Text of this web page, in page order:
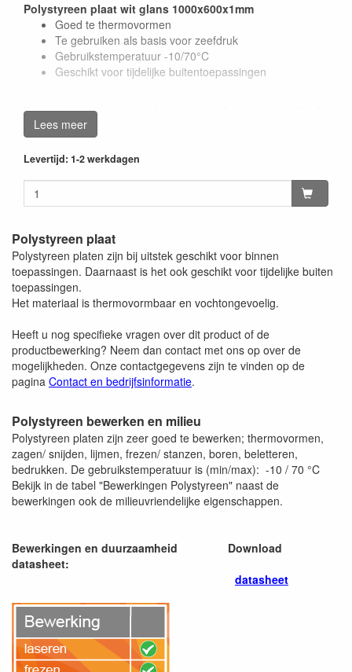
Polystyreen plaat wit glans 1000x600x1mm
Goed te thermovormen
Te gebruiken als basis voor zeefdruk
Gebruikstemperatuur -10/70°C
Geschikt voor tijdelijke buitentoepassingen
Deze polystyreen kunststof plaat is leverbaar in verschillende
kleuren en in mat of eenzijdig glans uitvoering.
Meer info vindt u in het
beschermfolie. De matte zijdes zijn onbeschermd en
kunnen krassen/vegen bevatten.
Lees meer
Levertijd: 1-2 werkdagen
Polystyreen plaat
Polystyreen platen zijn bij uitstek geschikt voor binnen
toepassingen. Daarnaast is het ook geschikt voor tijdelijke buiten
toepassingen.
Het materiaal is thermovormbaar en vochtongevoelig.
Heeft u nog specifieke vragen over dit product of de
productbewerking? Neem dan contact met ons op over de
mogelijkheden. Onze contactgegevens zijn te vinden op de
pagina Contact en bedrijfsinformatie.
Polystyreen bewerken en milieu
Polystyreen platen zijn zeer goed te bewerken; thermovormen,
zagen/ snijden, lijmen, frezen/ stanzen, boren, beletteren,
bedrukken. De gebruikstemperatuur is (min/max): -10 / 70 °C
Bekijk in de tabel "Bewerkingen Polystyreen" naast de
bewerkingen ook de milieuvriendelijke eigenschappen.
Bewerkingen en duurzaamheid
Download
datasheet:
datasheet